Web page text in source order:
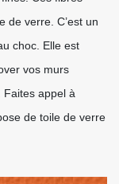
de verre. C’est un
choc. Elle est
vos murs
appel à
de toile de verre